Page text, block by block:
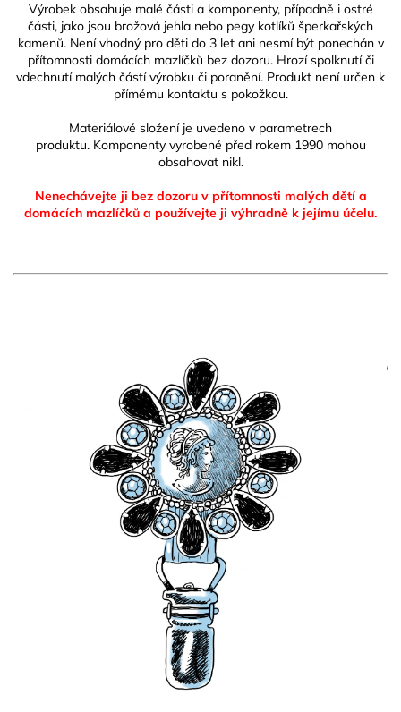
Výrobek obsahuje malé části a komponenty, případně i ostré
části, jako jsou brožová jehla nebo pegy kotlíků šperkařských
kamenů. Není vhodný pro děti do 3 let ani nesmí být ponechán v
přítomnosti domácích mazlíčků bez dozoru. Hrozí spolknutí či
vdechnutí malých částí výrobku či poranění. Produkt není určen k
přímému kontaktu s pokožkou.
Materiálové složení je uvedeno v parametrech
produktu. Komponenty vyrobené před rokem 1990 mohou
obsahovat nikl.
Nenechávejte ji bez dozoru v přítomnosti malých dětí a
domácích mazlíčků a používejte ji výhradně k jejímu účelu.